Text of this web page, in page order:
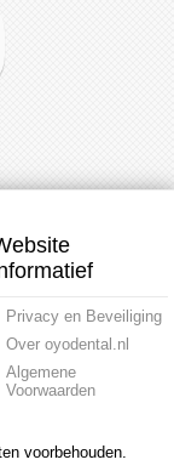
Privacy en Beveiliging
Over oyodental.nl
Algemene
Voorwaarden
voorbehouden.